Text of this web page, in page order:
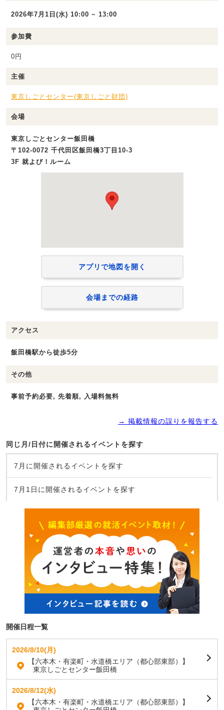
2026年7月1日(水) 10:00 ~ 13:00
参加費
0円
主催
東京しごとセンター(東京しごと財団)
会場
東京しごとセンター飯田橋
〒102-0072 千代田区飯田橋3丁目10-3
3F 就よび！ルーム
アプリで地図を開く
会場までの経路
アクセス
飯田橋駅から徒歩5分
その他
事前予約必要, 先着順, 入場料無料
→ 掲載情報の誤りを報告する
同じ月/日付に開催されるイベントを探す
7月に開催されるイベントを探す
7月1日に開催されるイベントを探す
開催日程一覧
2026/8/10(月)
【六本木・有楽町・水道橋エリア（都心部東部）】
東京しごとセンター飯田橋
2026/8/12(水)
【六本木・有楽町・水道橋エリア（都心部東部）】